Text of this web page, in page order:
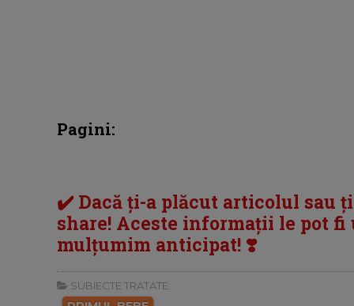
Pagini:
✔️ Dacă ți-a plăcut articolul sau
share! Aceste informații le pot
mulțumim anticipat! ❣️
SUBIECTE TRATATE: